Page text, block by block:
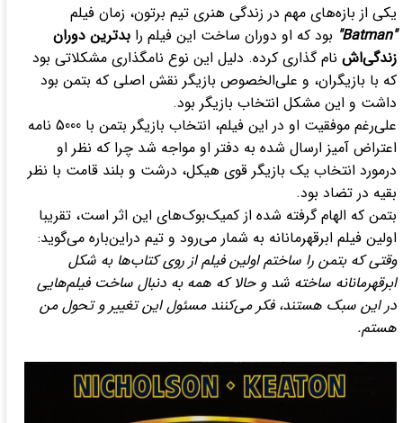
یکی از بازه‌های مهم در زندگی هنری تیم برتون، زمان فیلم
"Batman"
بود که او دوران ساخت این فیلم را بدترین دوران
زندگی‌اشنام گذاری کرده. دلیل این نوع نامگذاری مشکلاتی بود
که با بازیگران، و علی‌الخصوص بازیگر نقش اصلی که بتمن بود
داشت و این مشکل انتخاب بازیگر بود.
علی‌رغم موفقیت او در این فیلم، انتخاب بازیگر بتمن با 5000 نامه
اعتراض آمیز ارسال شده به دفتر او مواجه شد چرا که نظر او
درمورد انتخاب یک بازیگر قوی هیکل، درشت و بلند قامت با نظر
بقیه در تضاد بود.
بتمن که الهام گرفته شده از کمیک‌بوک‌های این اثر است، تقریبا
اولین فیلم ابرقهرمانانه به شمار می‌رود و تیم دراین‌باره می‌گوید:
وقتی که بتمن را ساختم اولین فیلم از روی کتاب‌ها به شکل
ابرقهرمانانه ساخته شد و حالا که همه به دنبال ساخت فیلم‌هایی
در این سبک هستند، فکر می‌کنند مسئول این تغییر و تحول من
هستم.